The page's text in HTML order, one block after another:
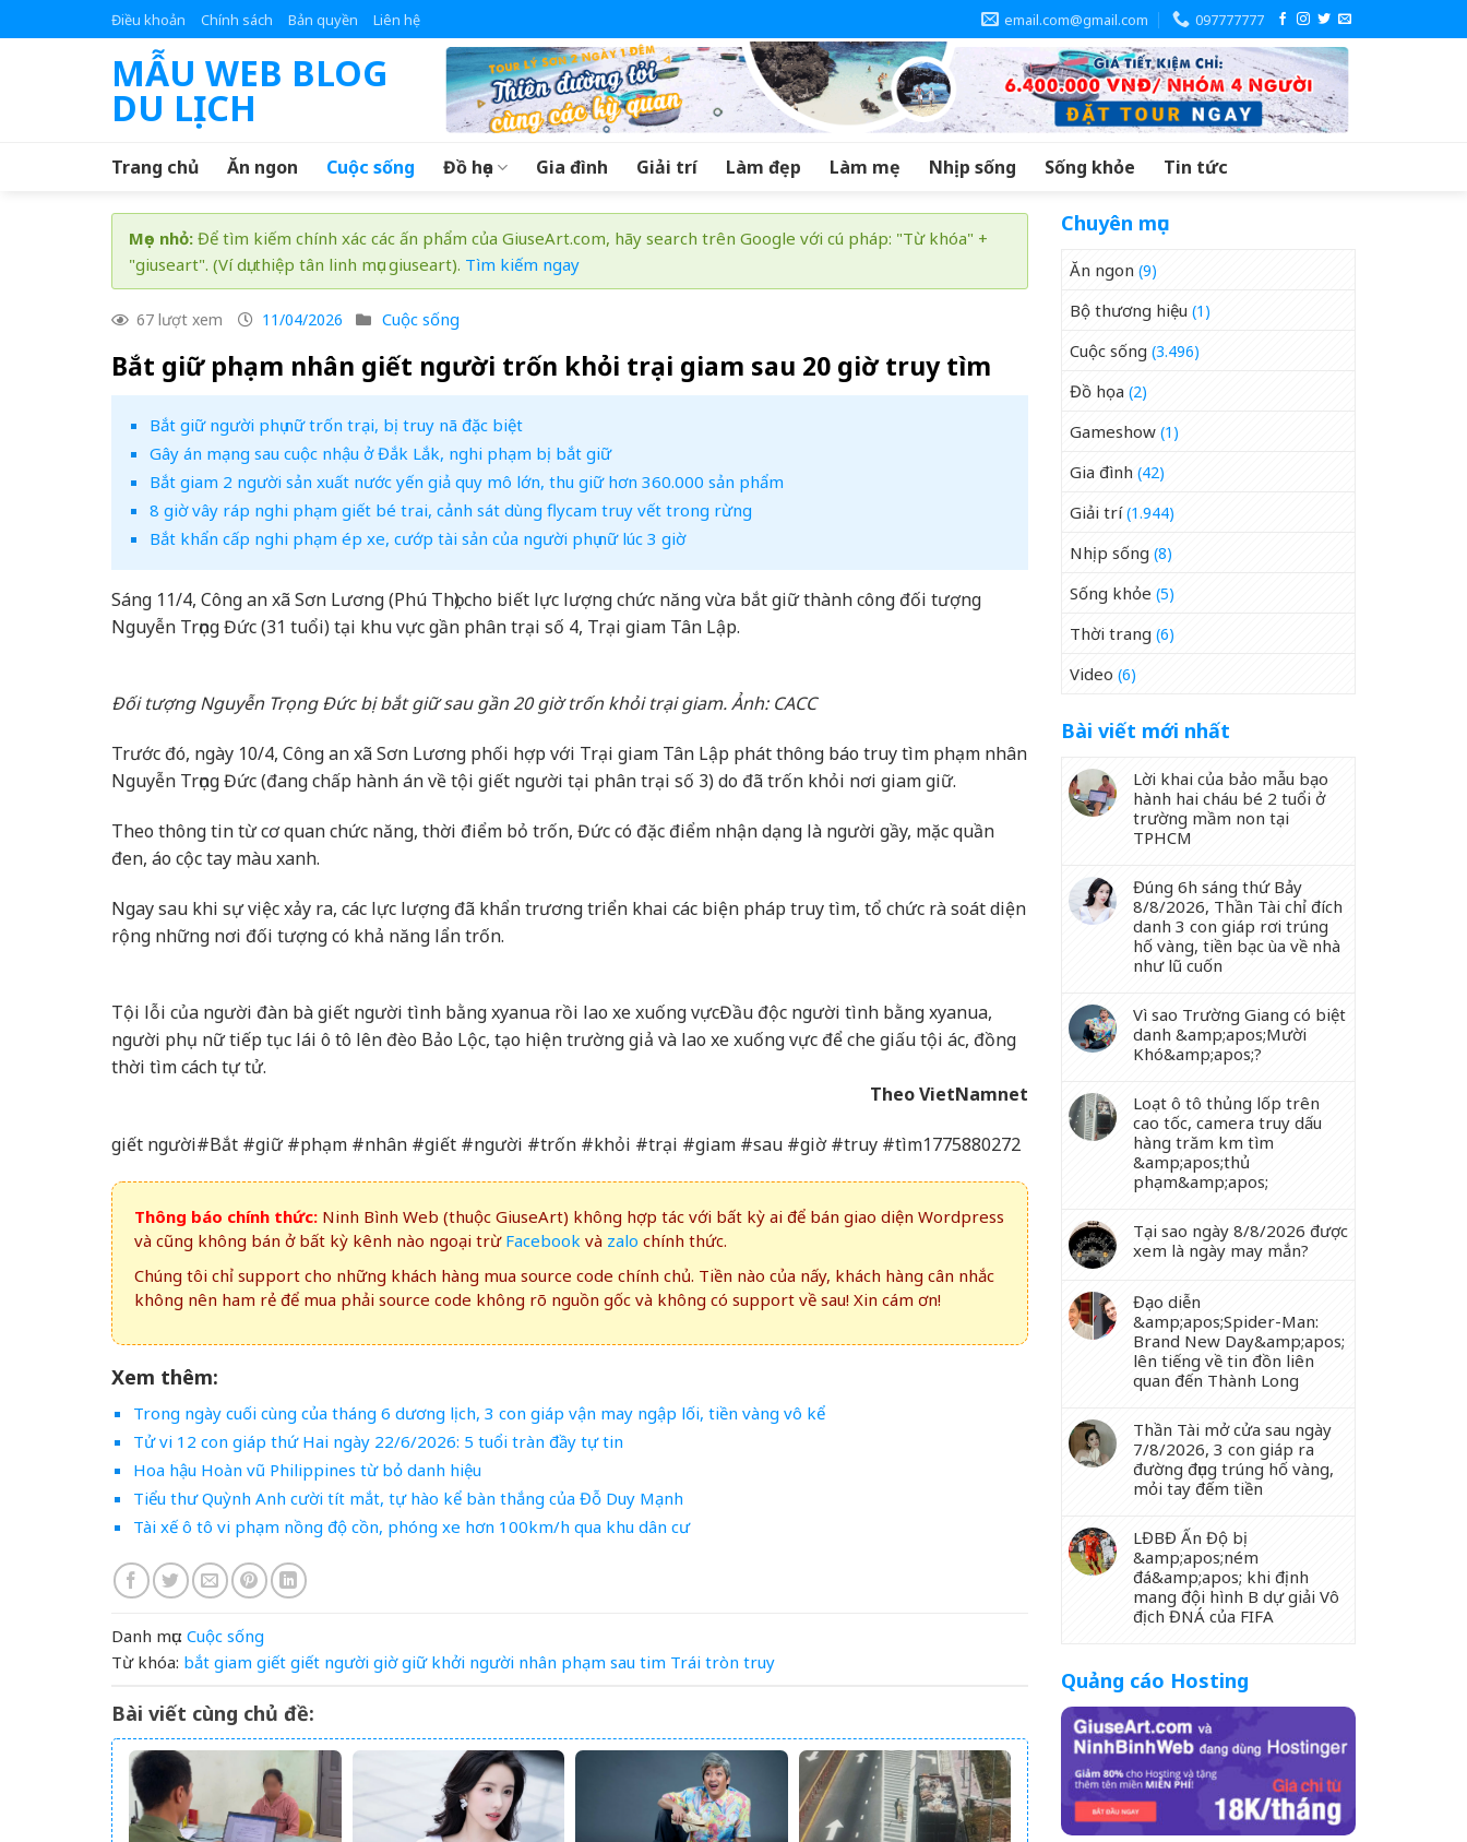
to
Điều khoản Chính sách Bản quyền Liên hệ email.com@gmail.com 097777777
MẪU WEB BLOG
DU LỊCH
Trang chủ Ăn ngon Cuộc sống Đồ họa Gia đình Giải trí Làm đẹp Làm mẹ Nhịp sống Sống khỏe Tin tức
Mẹo nhỏ: Để tìm kiếm chính xác các ấn phẩm của GiuseArt.com, hãy search trên Google với cú pháp: "Từ khóa" +
"giuseart". (Ví dụ: thiệp tân linh mục giuseart). Tìm kiếm ngay
67 lượt xem 11/04/2026 Cuộc sống
Bắt giữ phạm nhân giết người trốn khỏi trại giam sau 20 giờ truy tìm
Bắt giữ người phụ nữ trốn trại, bị truy nã đặc biệt
Gây án mạng sau cuộc nhậu ở Đắk Lắk, nghi phạm bị bắt giữ
Bắt giam 2 người sản xuất nước yến giả quy mô lớn, thu giữ hơn 360.000 sản phẩm
8 giờ vây ráp nghi phạm giết bé trai, cảnh sát dùng flycam truy vết trong rừng
Bắt khẩn cấp nghi phạm ép xe, cướp tài sản của người phụ nữ lúc 3 giờ
Sáng 11/4, Công an xã Sơn Lương (Phú Thọ) cho biết lực lượng chức năng vừa bắt giữ thành công đối tượng
Nguyễn Trọng Đức (31 tuổi) tại khu vực gần phân trại số 4, Trại giam Tân Lập.
Đối tượng Nguyễn Trọng Đức bị bắt giữ sau gần 20 giờ trốn khỏi trại giam. Ảnh: CACC
Trước đó, ngày 10/4, Công an xã Sơn Lương phối hợp với Trại giam Tân Lập phát thông báo truy tìm phạm nhân
Nguyễn Trọng Đức (đang chấp hành án về tội giết người tại phân trại số 3) do đã trốn khỏi nơi giam giữ.
Theo thông tin từ cơ quan chức năng, thời điểm bỏ trốn, Đức có đặc điểm nhận dạng là người gầy, mặc quần
đen, áo cộc tay màu xanh.
Ngay sau khi sự việc xảy ra, các lực lượng đã khẩn trương triển khai các biện pháp truy tìm, tổ chức rà soát diện
rộng những nơi đối tượng có khả năng lẩn trốn.
Tội lỗi của người đàn bà giết người tình bằng xyanua rồi lao xe xuống vựcĐầu độc người tình bằng xyanua,
người phụ nữ tiếp tục lái ô tô lên đèo Bảo Lộc, tạo hiện trường giả và lao xe xuống vực để che giấu tội ác, đồng
thời tìm cách tự tử.
Theo VietNamnet
giết người#Bắt #giữ #phạm #nhân #giết #người #trốn #khỏi #trại #giam #sau #giờ #truy #tìm1775880272
Thông báo chính thức: Ninh Bình Web (thuộc GiuseArt) không hợp tác với bất kỳ ai để bán giao diện Wordpress
và cũng không bán ở bất kỳ kênh nào ngoại trừ Facebook và zalo chính thức.
Chúng tôi chỉ support cho những khách hàng mua source code chính chủ. Tiền nào của nấy, khách hàng cân nhắc
không nên ham rẻ để mua phải source code không rõ nguồn gốc và không có support về sau! Xin cám ơn!
Xem thêm:
Trong ngày cuối cùng của tháng 6 dương lịch, 3 con giáp vận may ngập lối, tiền vàng vô kể
Tử vi 12 con giáp thứ Hai ngày 22/6/2026: 5 tuổi tràn đầy tự tin
Hoa hậu Hoàn vũ Philippines từ bỏ danh hiệu
Tiểu thư Quỳnh Anh cười tít mắt, tự hào kể bàn thắng của Đỗ Duy Mạnh
Tài xế ô tô vi phạm nồng độ cồn, phóng xe hơn 100km/h qua khu dân cư
Danh mục: Cuộc sống
Từ khóa: bắt giam giết giết người giờ giữ khởi người nhân phạm sau tim Trái tròn truy
Bài viết cùng chủ đề:
Chuyên mục
Ăn ngon (9)
Bộ thương hiệu (1)
Cuộc sống (3.496)
Đồ họa (2)
Gameshow (1)
Gia đình (42)
Giải trí(1.944)
Nhịp sống (8)
Sống khỏe (5)
Thời trang (6)
Video (6)
Bài viết mới nhất
Lời khai của bảo mẫu bạo
hành hai cháu bé 2 tuổi ở
trường mầm non tại
TPHCM
Đúng 6h sáng thứ Bảy
8/8/2026, Thần Tài chỉ đích
danh 3 con giáp rơi trúng
hố vàng, tiền bạc ùa về nhà
như lũ cuốn
Vì sao Trường Giang có biệt
danh &amp;apos;Mười
Khó&amp;apos;?
Loạt ô tô thủng lốp trên
cao tốc, camera truy dấu
hàng trăm km tìm
&amp;apos;thủ
phạm&amp;apos;
Tại sao ngày 8/8/2026 được
xem là ngày may mắn?
Đạo diễn
&amp;apos;Spider-Man:
Brand New Day&amp;apos;
lên tiếng về tin đồn liên
quan đến Thành Long
Thần Tài mở cửa sau ngày
7/8/2026, 3 con giáp ra
đường đụng trúng hố vàng,
mỏi tay đếm tiền
LĐBĐ Ấn Độ bị
&amp;apos;ném
đá&amp;apos; khi định
mang đội hình B dự giải Vô
địch ĐNÁ của FIFA
Quảng cáo Hosting